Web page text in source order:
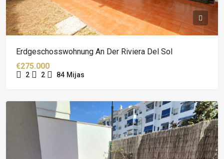
Erdgeschosswohnung An Der Riviera Del Sol
€275.000
2 2 84 Mijas